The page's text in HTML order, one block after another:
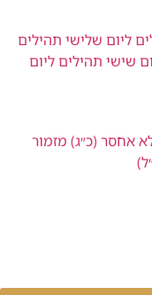
ליום שלישי תהילים
שישי תהילים ליום
אחסר (כ״ג) מזמור